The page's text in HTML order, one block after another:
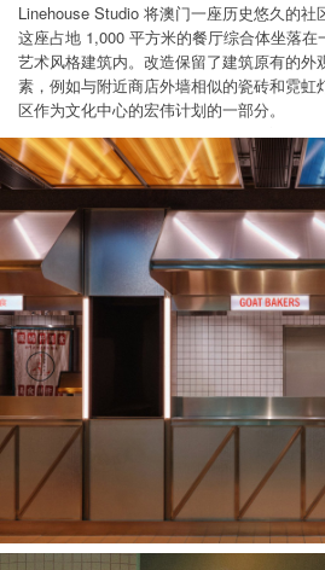
Linehouse Studio 将澳门一座历史悠久的社
这座占地 1,000 平方米的餐厅综合体坐落
艺术风格建筑内。改造保留了建筑原有的
素，例如与附近商店外墙相似的瓷砖和霓
区作为文化中心的宏伟计划的一部分。